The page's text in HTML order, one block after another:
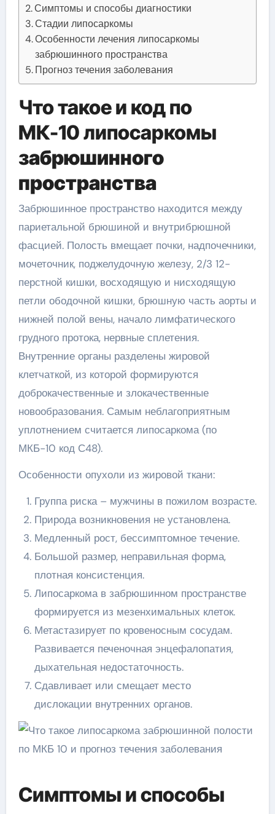
Симптомы и способы диагностики
Стадии липосаркомы
Особенности лечения липосаркомы
забрюшинного пространства
Прогноз течения заболевания
Что такое и код по
МК-10 липосаркомы
забрюшинного
пространства
Забрюшинное пространство находится между
париетальной брюшиной и внутрибрюшной
фасцией. Полость вмещает почки, надпочечники,
мочеточник, поджелудочную железу, 2/3 12-
перстной кишки, восходящую и нисходящую
петли ободочной кишки, брюшную часть аорты и
нижней полой вены, начало лимфатического
грудного протока, нервные сплетения.
Внутренние органы разделены жировой
клетчаткой, из которой формируются
доброкачественные и злокачественные
новообразования. Самым неблагоприятным
уплотнением считается липосаркома (по
МКБ-10 код С48).
Особенности опухоли из жировой ткани:
Группа риска – мужчины в пожилом возрасте.
Природа возникновения не установлена.
Медленный рост, бессимптомное течение.
Большой размер, неправильная форма,
плотная консистенция.
Липосаркома в забрюшинном пространстве
формируется из мезенхимальных клеток.
Метастазирует по кровеносным сосудам.
Развивается печеночная энцефалопатия,
дыхательная недостаточность.
Сдавливает или смещает место
дислокации внутренних органов.
Симптомы и способы